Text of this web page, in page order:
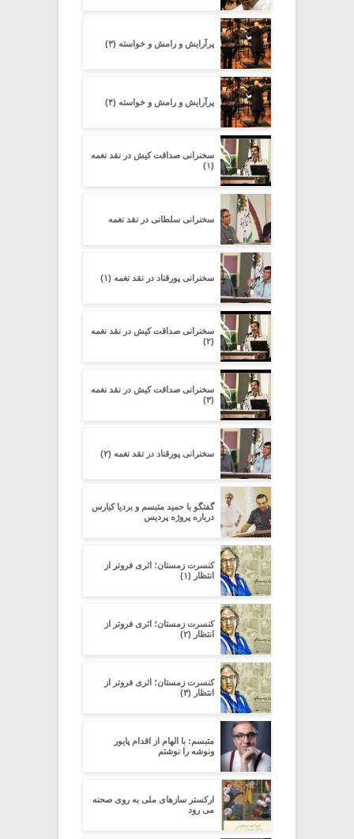
پرآرایش و رامش و خواسته (۳)
پرآرایش و رامش و خواسته (۴)
سخنرانی صداقت کیش در نقد نغمه
(۱)
سخنرانی سلطانی در نقد نغمه
سخنرانی پورقناد در نقد نغمه (۱)
سخنرانی صداقت کیش در نقد نغمه
(۲)
سخنرانی صداقت کیش در نقد نغمه
(۳)
سخنرانی پورقناد در نقد نغمه (۲)
گفتگو با حمید متبسم و بردیا کیارس
درباره پروژه پردیس
کنسرت زمستان؛ اثری فروتر از
انتظار (۱)
کنسرت زمستان؛ اثری فروتر از
انتظار (۲)
کنسرت زمستان؛ اثری فروتر از
انتظار (۳)
متبسم: با الهام از اقدام پایور
ونوشه را نوشتم
ارکستر سازهای ملی به روی صحنه
می رود